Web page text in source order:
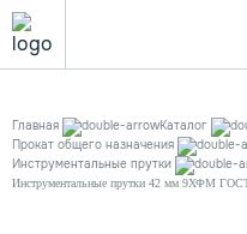
Главная
Каталог
Прокат общего назначения
Инструментальные прутки
Инструментальные прутки 42 мм 9ХФМ